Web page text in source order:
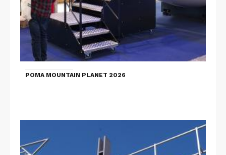
POMA MOUNTAIN PLANET 2026